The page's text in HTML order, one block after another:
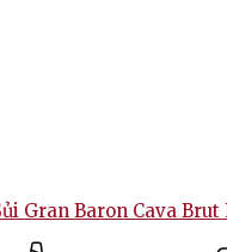
Gran Baron Cava Brut